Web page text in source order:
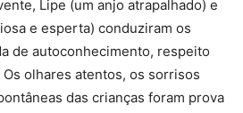
Lipe (um anjo atrapalhado) e
e esperta) conduziram os
de autoconhecimento, respeito
olhares atentos, os sorrisos
das crianças foram prova